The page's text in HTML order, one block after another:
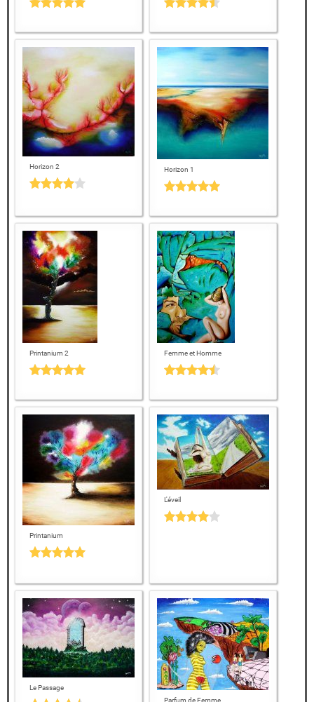
Horizon 2 Horizon 1
Printanium 2 Femme et Homme
Printanium
L'éveil
Le Passage
Parfum de Femme